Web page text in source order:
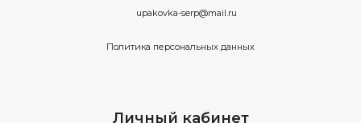
upakovka-serp@mail.ru
Политика персональных данных
Личный кабинет